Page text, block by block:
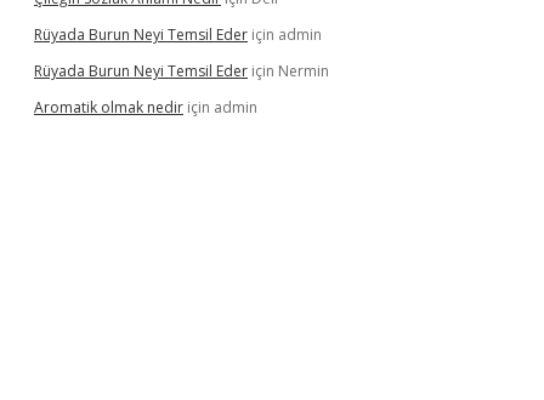
Rüyada Burun Neyi Temsil Eder için admin
Rüyada Burun Neyi Temsil Eder için Nermin
Aromatik olmak nedir için admin